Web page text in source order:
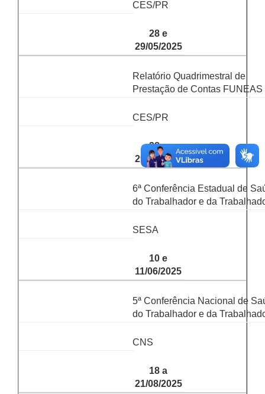
CES/PR
28 e
29/05/2025
Relatório Quadrimestral de
Prestação de Contas FUNEAS
CES/PR
28 e
29/05/2025
6ª Conferência Estadual de
do Trabalhador e da
SESA
10 e
11/06/2025
5ª Conferência Nacional de
do Trabalhador e da
CNS
18 a
21/08/2025